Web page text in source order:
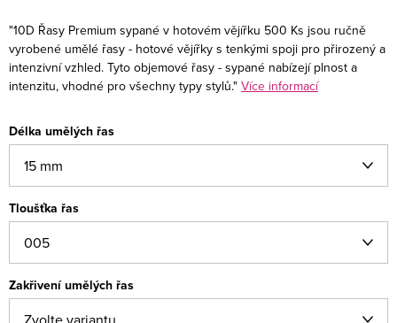
"10D Řasy Premium sypané v hotovém vějířku 500 Ks jsou ručně
vyrobené umělé řasy - hotové vějířky s tenkými spoji pro přirozený a
intenzivní vzhled. Tyto objemové řasy - sypané nabízejí plnost a
intenzitu, vhodné pro všechny typy stylů." Více informací
Délka umělých řas
Tloušťka řas
Zakřivení umělých řas